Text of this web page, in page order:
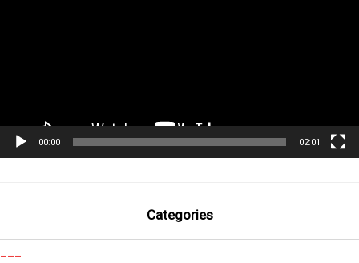
00:00 02:01
Categories